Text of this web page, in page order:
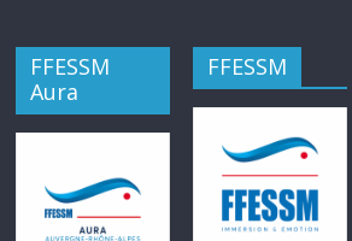
FFESSM
Aura
FFESSM